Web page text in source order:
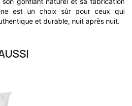
est un choix sûr pour ceux qui
et durable, nuit après nuit.